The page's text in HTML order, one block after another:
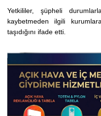
Yetkililer, şüpheli
kaybetmeden ilgili
taşıdığını ifade etti.